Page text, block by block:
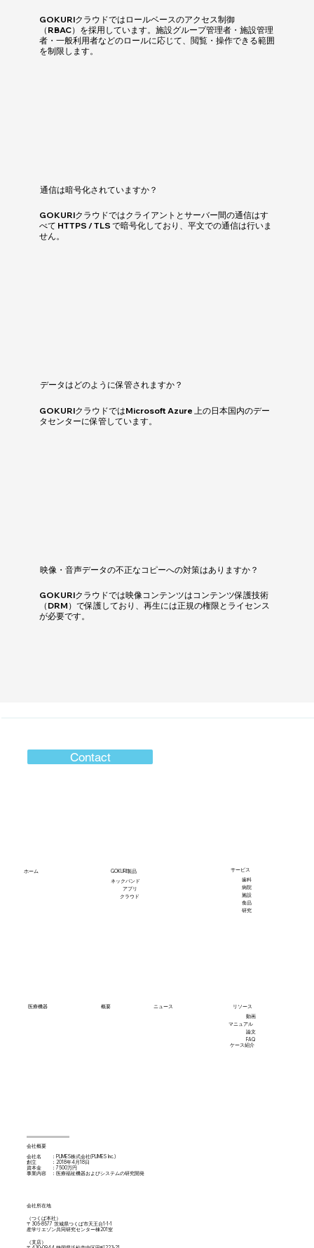
GOKURIクラウドではロールベースのアクセス制御
（RBAC）を採用しています。施設グループ管理者・施設管理
者・一般利用者などのロールに応じて、閲覧・操作できる範囲
を制限します。
通信は暗号化されていますか？
GOKURIクラウドではクライアントとサーバー間の通信はす
べて HTTPS / TLS で暗号化しており、平文での通信は行いま
せん。
データはどのように保管されますか？
GOKURIクラウドではMicrosoft Azure 上の日本国内のデー
タセンターに保管しています。
映像・音声データの不正なコピーへの対策はありますか？
GOKURIクラウドでは映像コンテンツはコンテンツ保護技術
（DRM）で保護しており、再生には正規の権限とライセンス
が必要です。
​ホーム
GOKURI製品
​ネックバンド
​アプリ
​クラウド
サービス
​歯科
​病院
​施設
​食品
​研究
医療機器 ​概要 ニュース
リソース
​動画
​マニュアル
論文
​FAQ
​ケース紹介
会社概要
会社名 ：PLIMES株式会社(PLIMES Inc.)
創立 ：2018年4月18日
資本金 ：7500万円
事業内容 ：医療福祉機器およびシステムの研究開発
会社所在地
（つくば本社）
〒305-8577 茨城県つくば市天王台1-1-1
産学リエゾン共同研究センター棟201室
（支店）
Contact